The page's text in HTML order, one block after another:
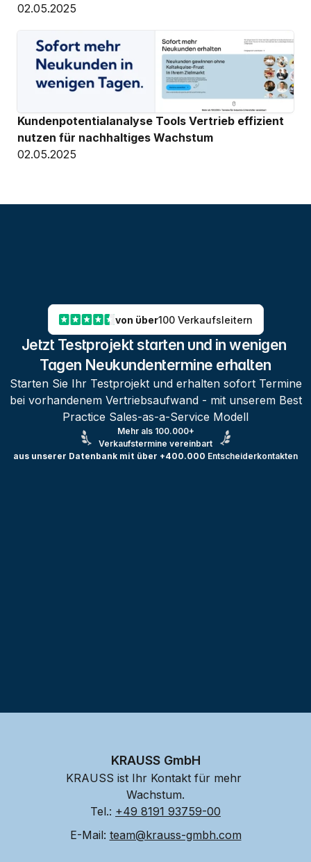
02.05.2025
Kundenpotentialanalyse Tools Vertrieb effizient
nutzen für nachhaltiges Wachstum
02.05.2025
von über100 Verkaufsleitern
Jetzt Testprojekt starten und in wenigen
Tagen Neukundentermine erhalten
Starten Sie Ihr Testprojekt und erhalten sofort Termine
bei vorhandenem Vertriebsaufwand - mit unserem Best
Practice Sales-as-a-Service Modell
Mehr als 100.000+
Verkaufstermine vereinbart
aus unserer Datenbank mit über +400.000 Entscheiderkontakten
KRAUSS GmbH
KRAUSS ist Ihr Kontakt für mehr
Wachstum.
Tel.: +49 8191 93759-00
E-Mail: team@krauss-gmbh.com